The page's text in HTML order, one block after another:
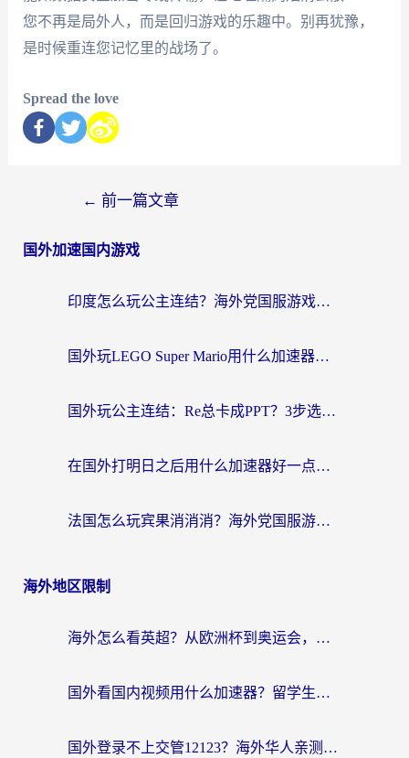
您不再是局外人，而是回归游戏的乐趣中。别再犹豫，
是时候重连您记忆里的战场了。
Spread the love
← 前一篇文章
国外加速国内游戏
印度怎么玩公主连结？海外党国服游戏加速终极指南（附仙境传说RO重生细胞优化技巧）
国外玩LEGO Super Mario用什么加速器？2026海外玩家亲测有效指南
国外玩公主连结：Re总卡成PPT？3步选对加速器，畅玩国服无压力
在国外打明日之后用什么加速器好一点？海外玩家亲测有效的国服游戏加速指南
法国怎么玩宾果消消消？海外党国服游戏加速器终极指南（附漫威召唤与合成解决办法）
海外地区限制
海外怎么看英超？从欧洲杯到奥运会，一份让你不卡壳的中文解说观看指南
国外看国内视频用什么加速器？留学生和海外华人的实用指南
国外登录不上交管12123？海外华人亲测有效的回国加速器选择指南